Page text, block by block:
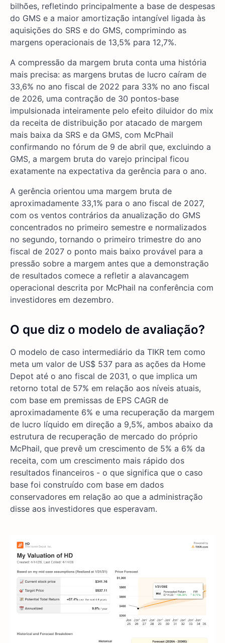
bilhões, refletindo principalmente a base de despesas
do GMS e a maior amortização intangível ligada às
aquisições do SRS e do GMS, comprimindo as
margens operacionais de 13,5% para 12,7%.
A compressão da margem bruta conta uma história
mais precisa: as margens brutas de lucro caíram de
33,6% no ano fiscal de 2022 para 33% no ano fiscal
de 2026, uma contração de 30 pontos-base
impulsionada inteiramente pelo efeito diluidor do mix
da receita de distribuição por atacado de margem
mais baixa da SRS e da GMS, com McPhail
confirmando no fórum de 9 de abril que, excluindo a
GMS, a margem bruta do varejo principal ficou
exatamente na expectativa da gerência para o ano.
A gerência orientou uma margem bruta de
aproximadamente 33,1% para o ano fiscal de 2027,
com os ventos contrários da anualização do GMS
concentrados no primeiro semestre e normalizados
no segundo, tornando o primeiro trimestre do ano
fiscal de 2027 o ponto mais baixo provável para a
pressão sobre a margem antes que a demonstração
de resultados comece a refletir a alavancagem
operacional descrita por McPhail na conferência com
investidores em dezembro.
O que diz o modelo de avaliação?
O modelo de caso intermediário da TIKR tem como
meta um valor de US$ 537 para as ações da Home
Depot até o ano fiscal de 2031, o que implica um
retorno total de 57% em relação aos níveis atuais,
com base em premissas de EPS CAGR de
aproximadamente 6% e uma recuperação da margem
de lucro líquido em direção a 9,5%, ambos abaixo da
estrutura de recuperação de mercado do próprio
McPhail, que prevê um crescimento de 5% a 6% da
receita, com um crescimento mais rápido dos
resultados financeiros - o que significa que o caso
base foi construído com base em dados
conservadores em relação ao que a administração
disse aos investidores que esperavam.